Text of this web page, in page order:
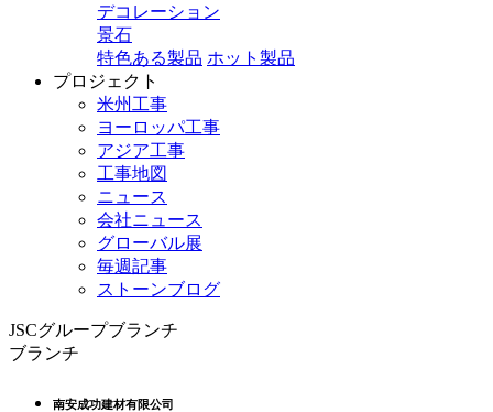
デコレーション
景石
特色ある製品 ホット製品
プロジェクト
米州工事
ヨーロッパ工事
アジア工事
工事地図
ニュース
会社ニュース
グローバル展
毎週記事
ストーンブログ
JSCグループブランチ
ブランチ
南安成功建材有限公司